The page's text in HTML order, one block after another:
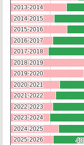
2013-2014
2013-2014
2014-2015
2014-2015
2015-2016
2015-2016
2016-2017
2016-2017
2017-2018
2017-2018
2018-2019
2018-2019
2019-2020
2019-2020
2020-2021
2020-2021
2021-2022
2021-2022
2022-2023
2022-2023
2023-2024
2023-2024
2024-2025
2024-2025
2025-2026
2025-2026